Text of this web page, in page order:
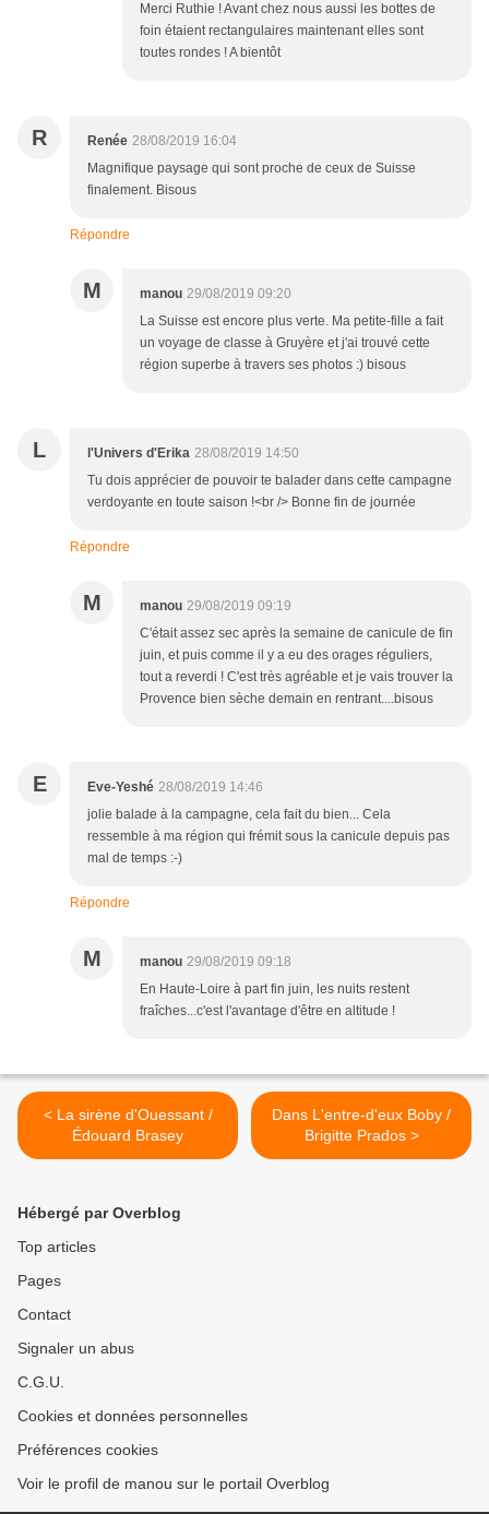
Merci Ruthie ! Avant chez nous aussi les bottes de
foin étaient rectangulaires maintenant elles sont
toutes rondes ! A bientôt
R Renée 28/08/2019 16:04
Magnifique paysage qui sont proche de ceux de Suisse
finalement. Bisous
Répondre
M manou 29/08/2019 09:20
La Suisse est encore plus verte. Ma petite-fille a fait
un voyage de classe à Gruyère et j'ai trouvé cette
région superbe à travers ses photos :) bisous
L l'Univers d'Erika 28/08/2019 14:50
Tu dois apprécier de pouvoir te balader dans cette campagne
verdoyante en toute saison !<br /> Bonne fin de journée
Répondre
M manou 29/08/2019 09:19
C'était assez sec après la semaine de canicule de fin
juin, et puis comme il y a eu des orages réguliers,
tout a reverdi ! C'est très agréable et je vais trouver la
Provence bien sèche demain en rentrant....bisous
E Eve-Yeshé 28/08/2019 14:46
jolie balade à la campagne, cela fait du bien... Cela
ressemble à ma région qui frémit sous la canicule depuis pas
mal de temps :-)
Répondre
M manou 29/08/2019 09:18
En Haute-Loire à part fin juin, les nuits restent
fraîches...c'est l'avantage d'être en altitude !
< La sirène d'Ouessant /
Édouard Brasey
Dans L'entre-d'eux Boby /
Brigitte Prados >
Hébergé par Overblog
Top articles
Pages
Contact
Signaler un abus
C.G.U.
Cookies et données personnelles
Préférences cookies
Voir le profil de manou sur le portail Overblog